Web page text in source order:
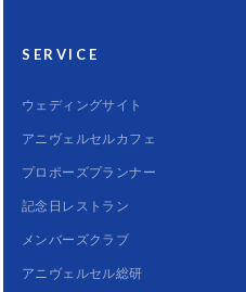
SERVICE
ウェディングサイト
アニヴェルセルカフェ
プロポーズプランナー
記念日レストラン
メンバーズクラブ
アニヴェルセル総研